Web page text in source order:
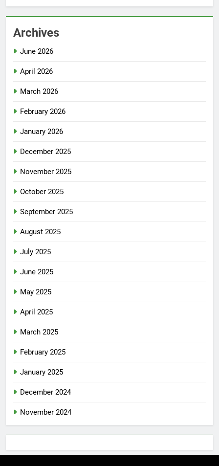
Archives
June 2026
April 2026
March 2026
February 2026
January 2026
December 2025
November 2025
October 2025
September 2025
August 2025
July 2025
June 2025
May 2025
April 2025
March 2025
February 2025
January 2025
December 2024
November 2024